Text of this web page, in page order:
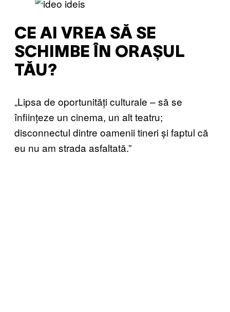
CE AI VREA SĂ SE
SCHIMBE ÎN ORAȘUL
TĂU?
„Lipsa de oportunități culturale – să se
înființeze un cinema, un alt teatru;
disconnectul dintre oamenii tineri și faptul că
eu nu am strada asfaltată.”